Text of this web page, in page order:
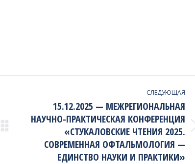
СЛЕДУЮЩАЯ
project:
15.12.2025 — МЕЖРЕГИОНАЛЬНАЯ
НАУЧНО-ПРАКТИЧЕСКАЯ КОНФЕРЕНЦИЯ
«СТУКАЛОВСКИЕ ЧТЕНИЯ 2025.
СОВРЕМЕННАЯ ОФТАЛЬМОЛОГИЯ —
ЕДИНСТВО НАУКИ И ПРАКТИКИ»